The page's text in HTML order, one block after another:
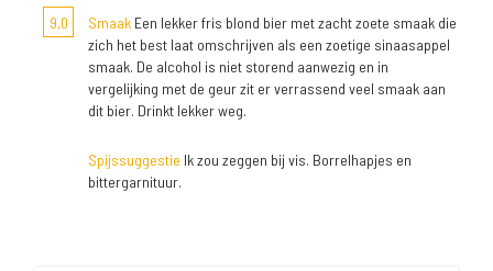
9,0 Smaak Een lekker fris blond bier met zacht zoete smaak die
zich het best laat omschrijven als een zoetige sinaasappel
smaak. De alcohol is niet storend aanwezig en in
vergelijking met de geur zit er verrassend veel smaak aan
dit bier. Drinkt lekker weg.
Spijssuggestie Ik zou zeggen bij vis. Borrelhapjes en
bittergarnituur.